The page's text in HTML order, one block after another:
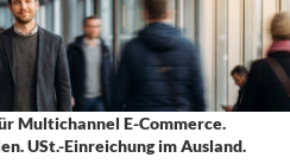
Multichannel E-Commerce.
USt.-Einreichung im Ausland.